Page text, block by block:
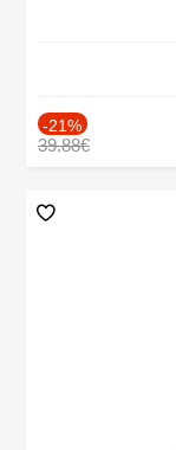
-21%
39.88€